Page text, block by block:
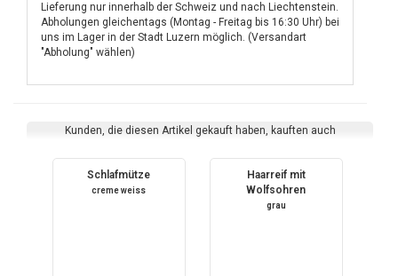
Lieferung nur innerhalb der Schweiz und nach Liechtenstein.
Abholungen gleichentags (Montag - Freitag bis 16:30 Uhr) bei
uns im Lager in der Stadt Luzern möglich. (Versandart
"Abholung" wählen)
Kunden, die diesen Artikel gekauft haben, kauften auch
Schlafmütze
creme weiss
Haarreif mit
Wolfsohren
grau